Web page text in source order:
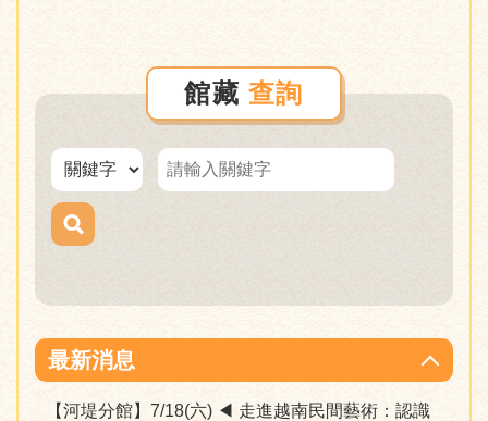
館藏查詢
最新消息
【河堤分館】7/18(六) ◀︎ 走進越南民間藝術：認識